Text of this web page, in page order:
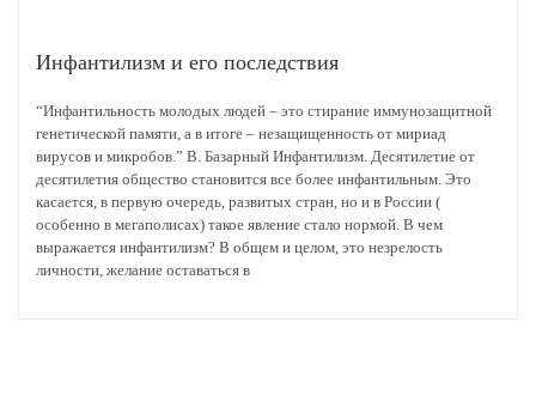
Инфантилизм и его последствия
“Инфантильность молодых людей – это стирание иммунозащитной
генетической памяти, а в итоге – незащищенность от мириад
вирусов и микробов.” В. Базарный Инфантилизм. Десятилетие от
десятилетия общество становится все более инфантильным. Это
касается, в первую очередь, развитых стран, но и в России (
особенно в мегаполисах) такое явление стало нормой. В чем
выражается инфантилизм? В общем и целом, это незрелость
личности, желание оставаться в